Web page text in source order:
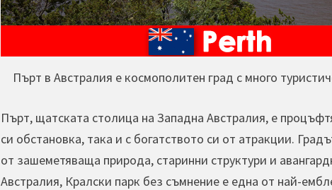
Пърт в Австралия е космополитен град с много
Пърт, щатската столица на Западна Австралия, е
си обстановка, така и с богатството си от атракции.
от зашеметяваща природа, старинни структури и
Австралия, Кралски парк без съмнение е една от най-